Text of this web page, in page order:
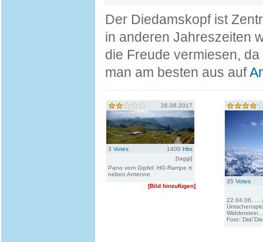
Der Diedamskopf ist
in anderen Jahreszeiten
die Freude vermiesen,
man am besten aus auf
26.08.2017
3 Votes 1400 Hits
[taggi]
Pano vom Gipfel: HG-Rampe rt
neben Antenne
[Bild hinzufügen]
35 Votes
22.04.06, ...
Widderstein...